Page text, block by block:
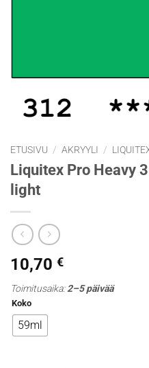
ETUSIVU / AKRYYLI /
Liquitex Pro Heavy
light
10,70 €
Toimitusaika:2–5 päivää
Koko
59ml